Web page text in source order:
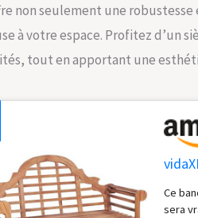
non seulement une
à votre espace. Profitez d’un
tout en apportant une
Ce
sera